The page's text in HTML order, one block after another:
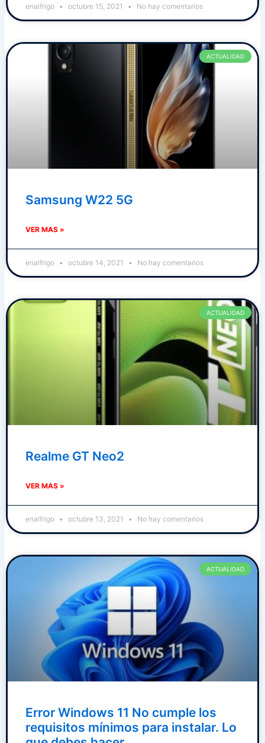
enalfrigo octubre 15, 2021 No hay comentarios
ACTUALIDAD
Samsung W22 5G
VER MAS »
enalfrigo octubre 14, 2021 No hay comentarios
ACTUALIDAD
Realme GT Neo2
VER MAS »
enalfrigo octubre 13, 2021 No hay comentarios
ACTUALIDAD
Error Windows 11 No cumple los
requisitos mínimos para instalar. Lo